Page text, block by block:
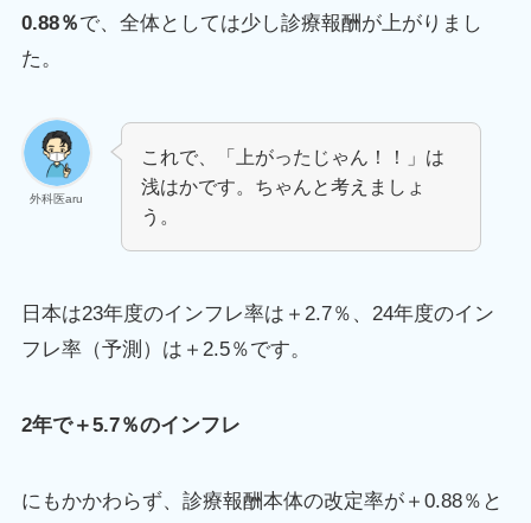
0.88％で、全体としては少し診療報酬が上がりまし
た。
外科医aru
これで、「上がったじゃん！！」は
浅はかです。ちゃんと考えましょ
う。
日本は23年度のインフレ率は＋2.7％、24年度のイン
フレ率（予測）は＋2.5％です。
2年で＋5.7％のインフレ
にもかかわらず、診療報酬本体の改定率が＋0.88％と